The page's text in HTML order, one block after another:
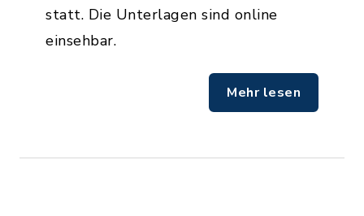
statt. Die Unterlagen sind online
einsehbar.
Mehr lesen